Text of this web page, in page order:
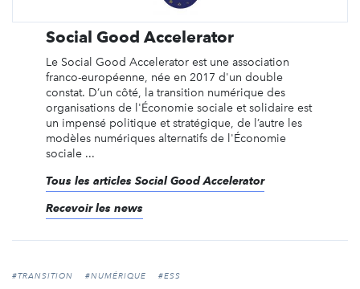
Social Good Accelerator
Le Social Good Accelerator est une association
franco-européenne, née en 2017 d'un double
constat. D’un côté, la transition numérique des
organisations de l'Économie sociale et solidaire est
un impensé politique et stratégique, de l’autre les
modèles numériques alternatifs de l'Économie
sociale ...
Tous les articles Social Good Accelerator
Recevoir les news
#TRANSITION #NUMÉRIQUE #ESS